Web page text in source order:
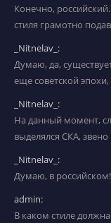
Конечно,
стиля грамотно
_Nitnelav_:
Думаю, да,
еще советской
_Nitnelav_:
На данный момент,
выделялся СКА,
_Nitnelav_:
Думаю, в
admin:
В каком стиле